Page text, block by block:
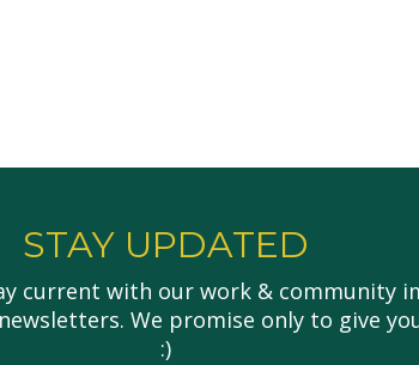
STAY UPDATED
current with our work & community
We promise only to give
(: